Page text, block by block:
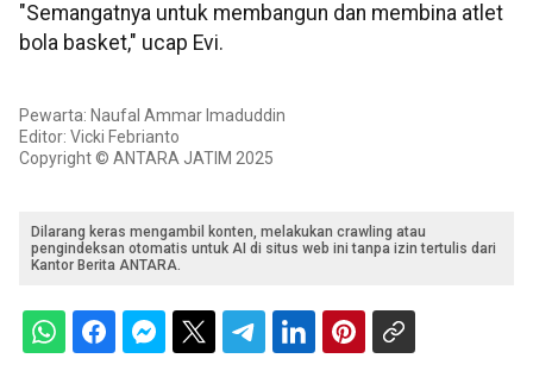
"Semangatnya untuk membangun dan membina atlet
bola basket," ucap Evi.
Pewarta: Naufal Ammar Imaduddin
Editor: Vicki Febrianto
Copyright © ANTARA JATIM 2025
Dilarang keras mengambil konten, melakukan crawling atau
pengindeksan otomatis untuk AI di situs web ini tanpa izin tertulis dari
Kantor Berita ANTARA.